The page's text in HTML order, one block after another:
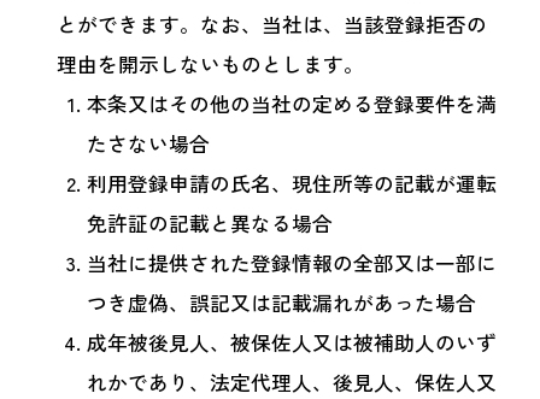
とができます。なお、当社は、当該登録拒否の
理由を開示しないものとします。
本条又はその他の当社の定める登録要件を満
たさない場合
利用登録申請の氏名、現住所等の記載が運転
免許証の記載と異なる場合
当社に提供された登録情報の全部又は一部に
つき虚偽、誤記又は記載漏れがあった場合
成年被後見人、被保佐人又は被補助人のいず
れかであり、法定代理人、後見人、保佐人又